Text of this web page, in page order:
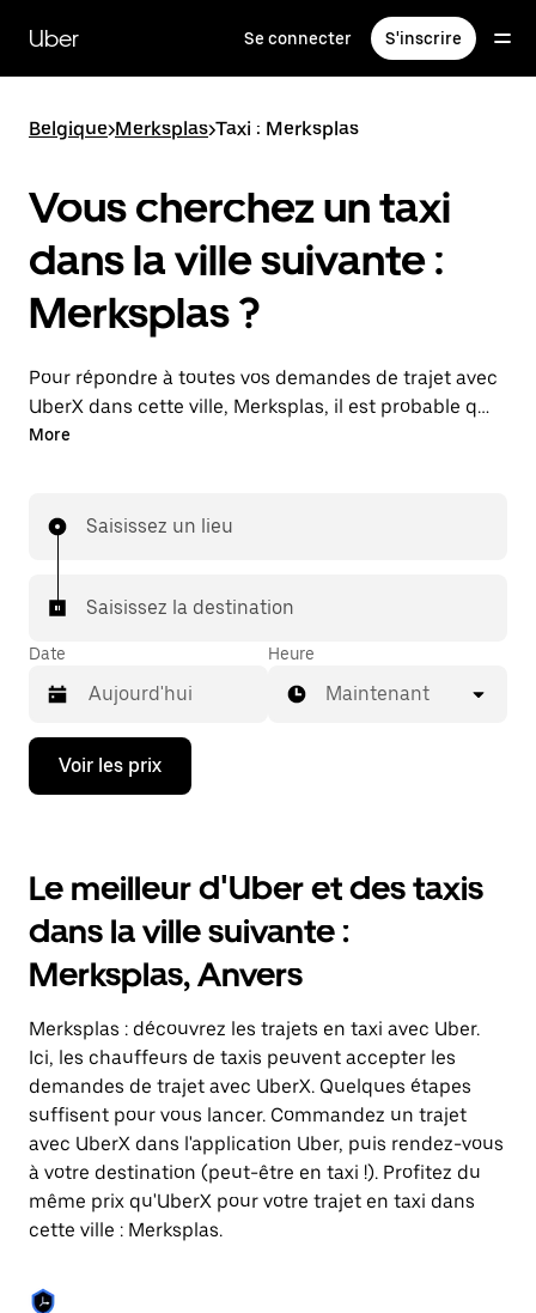
contenu
principal
Uber Se connecter S'inscrire
Belgique>Merksplas>Taxi : Merksplas
Vous cherchez un taxi
dans la ville suivante :
Merksplas ?
Pour répondre à toutes vos demandes de trajet avec
UberX dans cette ville, Merksplas, il est probable que
nous vous mettions en relation avec un chauffeur de
même disponibilité (24 h/24 et 7/j) qu'avec UberX.
More
Saisissez un lieu
Saisissez la destination
Date
Appuyez
la
bas
pour
ouvrir
le
calendrier
et
une
date.
Appuyez
sur
la
touche
Échap
pour
fermer
le
Heure
Maintenant
Voir les prix
Le meilleur d'Uber et des taxis
dans la ville suivante :
Merksplas, Anvers
Merksplas : découvrez les trajets en taxi avec Uber.
Ici, les chauffeurs de taxis peuvent accepter les
demandes de trajet avec UberX. Quelques étapes
suffisent pour vous lancer. Commandez un trajet
avec UberX dans l'application Uber, puis rendez-vous
à votre destination (peut-être en taxi !). Profitez du
même prix qu'UberX pour votre trajet en taxi dans
cette ville : Merksplas.